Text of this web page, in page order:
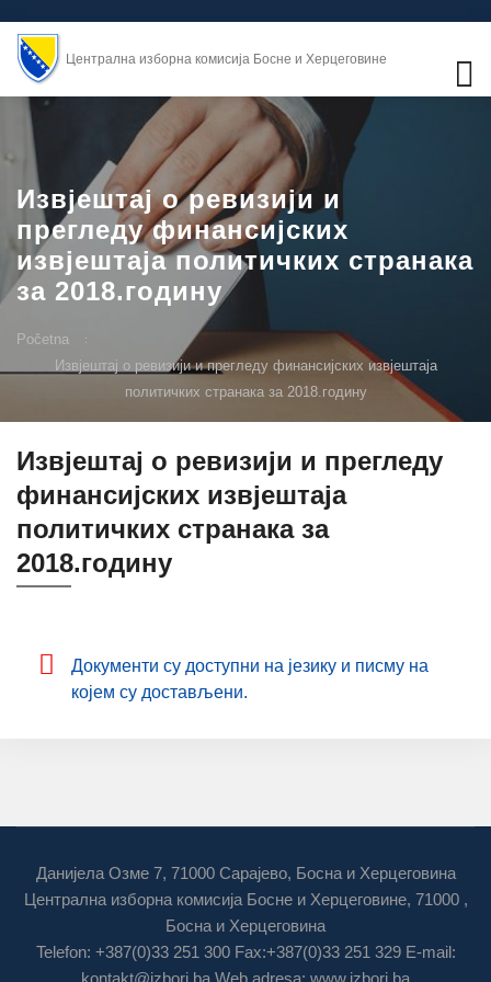
Централна изборна комисија Босне и Херцеговине
Извјештај о ревизији и
прегледу финансијских
извјештаја политичких странака
за 2018.годину
Početna
Извјештај о ревизији и прегледу финансијских извјештаја
политичких странака за 2018.годину
Извјештај о ревизији и прегледу
финансијских извјештаја
политичких странака за
2018.годину
Дoкумeнти су дoступни нa jeзику и писму нa
кojeм су дoстaвљeни.
Данијела Озме 7, 71000 Сарајево, Босна и Херцеговина
Централна изборна комисија Босне и Херцеговине, 71000 ,
Босна и Херцеговина
Telefon: +387(0)33 251 300 Fax:+387(0)33 251 329 E-mail:
kontakt@izbori.ba Web adresa: www.izbori.ba